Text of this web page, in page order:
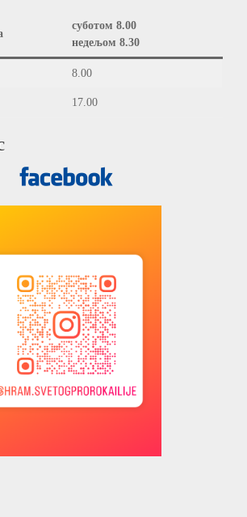
суботом 8.00
недељом 8.30
8.00
17.00